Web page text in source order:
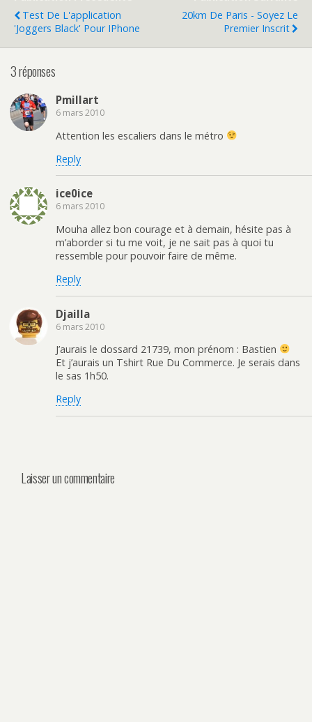
Test De L'application
'Joggers Black' Pour IPhone
20km De Paris - Soyez Le
Premier Inscrit
3 réponses
Pmillart
6 mars 2010
Attention les escaliers dans le métro
Reply
ice0ice
6 mars 2010
Mouha allez bon courage et à demain, hésite pas à
m’aborder si tu me voit, je ne sait pas à quoi tu
ressemble pour pouvoir faire de même.
Reply
Djailla
6 mars 2010
J’aurais le dossard 21739, mon prénom : Bastien
Et j’aurais un Tshirt Rue Du Commerce. Je serais dans
le sas 1h50.
Reply
Laisser un commentaire